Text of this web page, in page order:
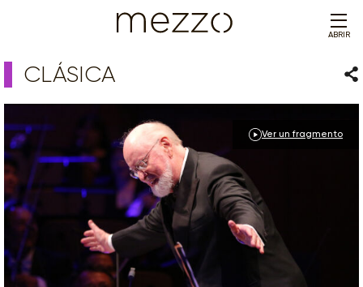
ABRIR
CLÁSICA
Ver un fragmento